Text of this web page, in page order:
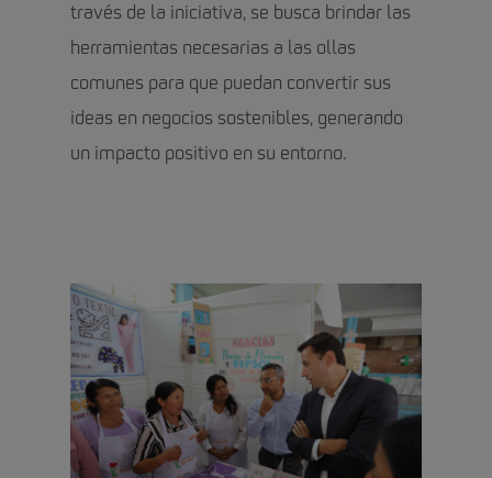
través de la iniciativa, se busca brindar las
herramientas necesarias a las ollas
comunes para que puedan convertir sus
ideas en negocios sostenibles, generando
un impacto positivo en su entorno.